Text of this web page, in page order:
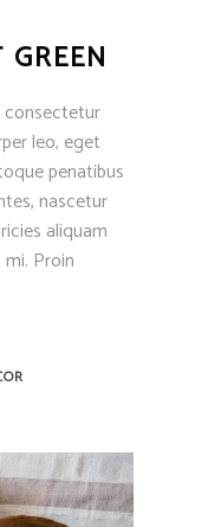
leo, eget
penatibus
nascetur
aliquam
Proin